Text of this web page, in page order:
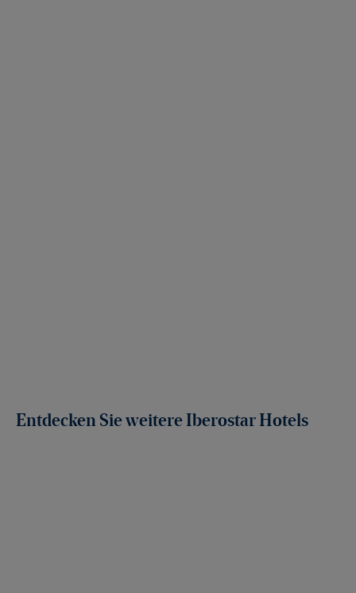
Entdecken Sie weitere Iberostar Hotels